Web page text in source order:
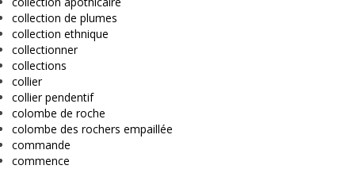
collection de plumes
collection ethnique
collectionner
collections
collier
collier pendentif
colombe de roche
colombe des rochers empaillée
commande
commence